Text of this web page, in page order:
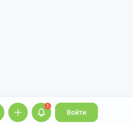
1
Войти